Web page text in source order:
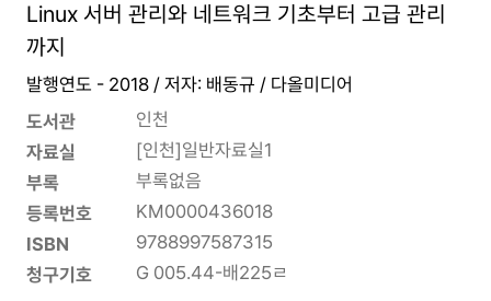
Linux 서버 관리와 네트워크 기초부터 고급 관리
까지
발행연도 - 2018 / 저자: 배동규 / 다올미디어
도서관
인천
자료실
[인천]일반자료실1
부록
부록없음
등록번호
KM0000436018
ISBN
9788997587315
청구기호
G 005.44-배225ㄹ